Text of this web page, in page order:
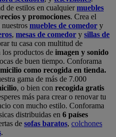
de estilos en cualquiermuebles
y promociones. Crea el
muebles de comedor y
, mesas de comedor y sillas de
tu casa con multitud de
productos de imagen y sonido
de buen tiempo. Conforama
como recogida en tienda.
gama de más de 7.000
, o bien con recogida gratis
más para crear o renovar tu
con mucho estilo. Conforama
distribuidas en 6 países
de sofas baratos, colchones
.